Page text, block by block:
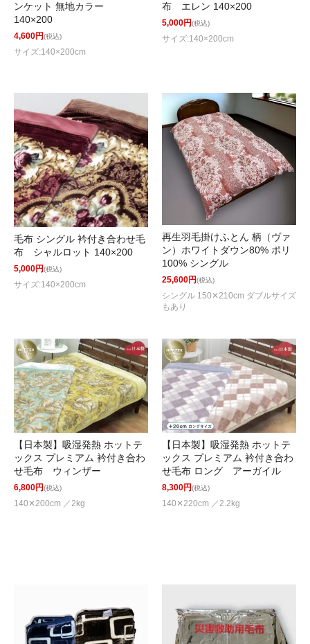
ンケット 無地カラー
140×200
4,600円(税込)
サイズ:140×200cm
布 エレン 140×200
5,000円(税込)
サイズ:140×200cm
毛布 シングル 衿付き合わせ毛
布 シャルロット 140×200
5,000円(税込)
サイズ:140×200cm
再生羽毛掛けふとん 柄（ヴァ
ン）ホワイトダウン80% ポリ
100% シングル
25,600円(税込)
シングル 150✕210cm ダブルサイズ
もあり
【日本製】吸湿発熱 ホットテ
ックス プレミアム 衿付き合わ
せ毛布 ウィンザー
6,800円(税込)
140✕200cm ／2kg
【日本製】吸湿発熱 ホットテ
ックス プレミアム 衿付き合わ
せ毛布 ロング アーガイル
8,300円(税込)
140✕220cm ／2.2kg